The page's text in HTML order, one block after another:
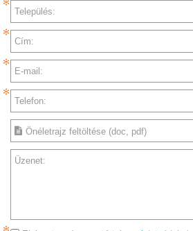
Település:
Cím:
E-mail:
Telefon:
Önéletrajz feltöltése (doc, pdf)
Üzenet: